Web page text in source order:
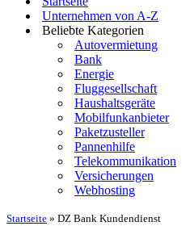
Unternehmen von A-Z
Beliebte Kategorien
Autovermietung
Bank
Energie
Fluggesellschaft
Haushaltsgeräte
Mobilfunkanbieter
Paketzusteller
Pannenhilfe
Telekommunikation
Versicherungen
Webhosting
Startseite » DZ Bank Kundendienst